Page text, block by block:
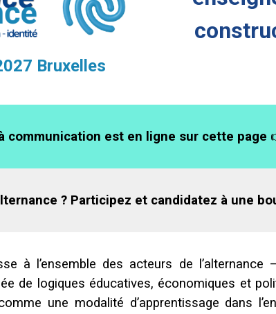
Bruxelles
communication est en ligne sur cette page
? Participez et candidatez à une
à l’ensemble des acteurs de
de logiques éducatives, économiques et
une modalité d’apprentissage dans